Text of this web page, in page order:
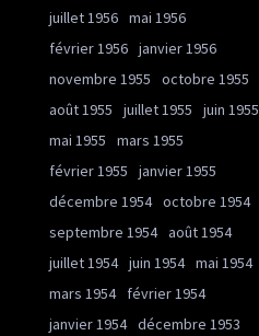
juillet 1956 mai 1956
février 1956 janvier 1956
novembre 1955
octobre 1955
août 1955
juillet 1955
juin 1955
mai 1955
mars 1955
février 1955
janvier 1955
décembre 1954 octobre 1954
septembre 1954 août 1954
juillet 1954 juin 1954 mai 1954
mars 1954
février 1954
janvier 1954 décembre 1953